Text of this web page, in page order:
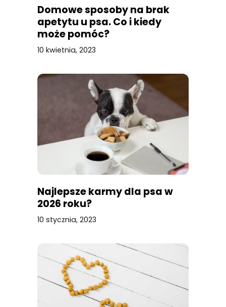
Domowe sposoby na brak
apetytu u psa. Co i kiedy
może pomóc?
10 kwietnia, 2023
Najlepsze karmy dla psa w
2026 roku?
10 stycznia, 2023